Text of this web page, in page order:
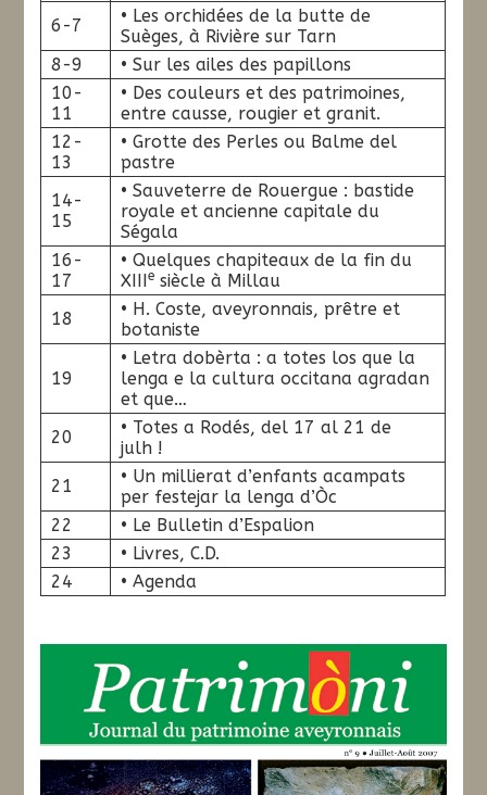
6-7
• Les orchidées de la butte de
Suèges, à Rivière sur Tarn
8-9
• Sur les ailes des papillons
10-
11
• Des couleurs et des patrimoines,
entre causse, rougier et granit.
12-
13
• Grotte des Perles ou Balme del
pastre
14-
15
• Sauveterre de Rouergue : bastide
royale et ancienne capitale du
Ségala
16-
17
• Quelques chapiteaux de la fin du
XIIIe siècle à Millau
18
• H. Coste, aveyronnais, prêtre et
botaniste
19
• Letra dobèrta : a totes los que la
lenga e la cultura occitana agradan
et que…
20
• Totes a Rodés, del 17 al 21 de
julh !
21
• Un millierat d’enfants acampats
per festejar la lenga d’Òc
22
• Le Bulletin d’Espalion
23
• Livres, C.D.
24
• Agenda